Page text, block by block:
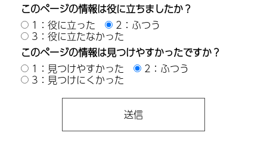
このページの情報は役に立ちましたか？
1：役に立った
2：ふつう
3：役に立たなかった
このページの情報は見つけやすかったですか？
1：見つけやすかった
2：ふつう
3：見つけにくかった